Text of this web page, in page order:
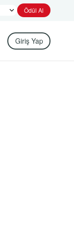
Ödül Al
Giriş Yap